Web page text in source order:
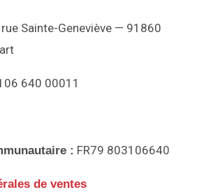
rue Sainte-Geneviève — 91860
640 00011
: FR79 803106640
de ventes